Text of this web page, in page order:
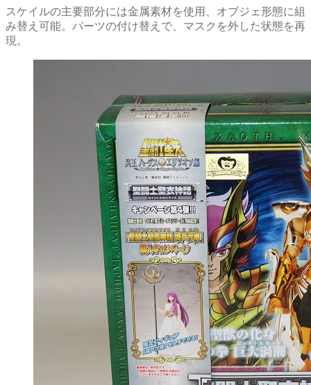
スケイルの主要部分には金属素材を使用、オブジェ形態に組
み替え可能。パーツの付け替えで、マスクを外した状態を再
現。